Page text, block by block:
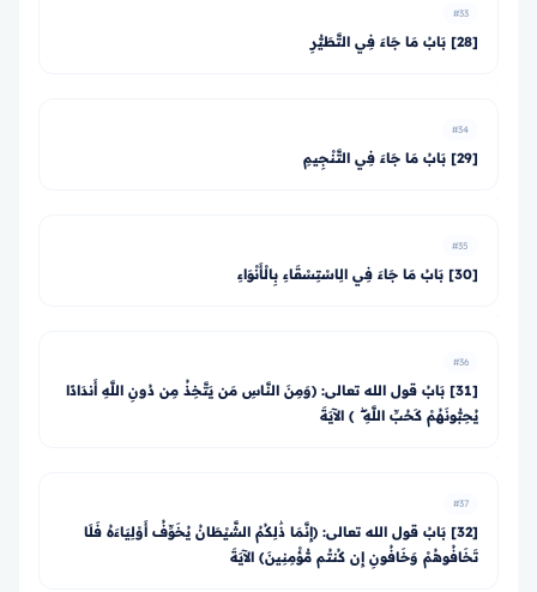
#33
[28] بَابُ مَا جَاءَ فِي التَّطَيُّرِ
#34
[29] بَابُ مَا جَاءَ فِي التَّنْجِيمِ
#35
[30] بَابُ مَا جَاءَ فِي الِاسْتِسْقَاءِ بِالْأَنْوَاءِ
#36
[31] بَابُ قول الله تعالى: ﴿وَمِنَ النَّاسِ مَن يَتَّخِذُ مِن دُونِ اللَّهِ أَندَادًا
يُحِبُّونَهُمْ كَحُبِّ اللَّهِ ۖ ﴾ الآيَةَ
#37
[32] بَابُ قول الله تعالى: ﴿إِنَّمَا ذَٰلِكُمُ الشَّيْطَانُ يُخَوِّفُ أَوْلِيَاءَهُ فَلَا
تَخَافُوهُمْ وَخَافُونِ إِن كُنتُم مُّؤْمِنِينَ﴾ الآيَةَ